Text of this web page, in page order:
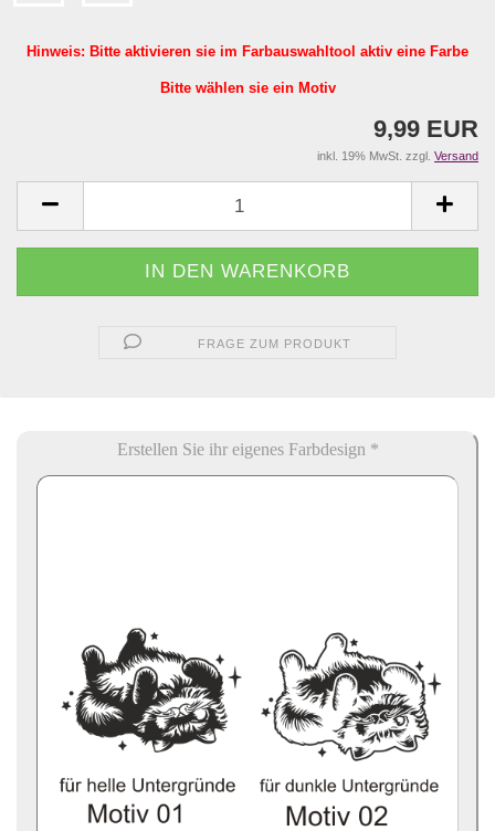
Hinweis: Bitte aktivieren sie im Farbauswahltool aktiv eine Farbe
Bitte wählen sie ein Motiv
9,99 EUR
inkl. 19% MwSt. zzgl. Versand
FRAGE ZUM PRODUKT
Erstellen Sie ihr eigenes Farbdesign *